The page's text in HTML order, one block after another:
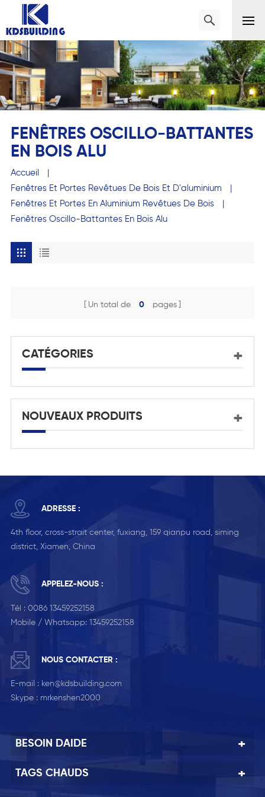
FENÊTRES OSCILLO-BATTANTES
EN BOIS ALU
Accueil
|
Fenêtres Et Portes Revêtues De Bois Et D'aluminium
|
Fenêtres Et Portes En Aluminium Revêtues De Bois
|
Fenêtres Oscillo-Battantes En Bois Alu
Un total de 0 pages
CATÉGORIES
NOUVEAUX PRODUITS
ADRESSE :
4th floor, cross-strait center, fuxiang, 159 qianpu road, siming
district, Xiamen, China
APPELEZ-NOUS :
Tél : 0086 13459252158
Mobile / Whatsapp: 13459252158
NOUS CONTACTER :
E-mail : ken@kdsbuilding.com
Skype : mrkenshen2000
BESOIN DAIDE
TAGS CHAUDS